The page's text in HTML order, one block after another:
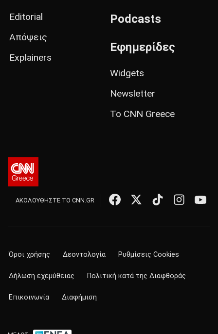
Editorial
Απόψεις
Explainers
Podcasts
Εφημερίδες
Widgets
Newsletter
Το CNN Greece
ΑΚΟΛΟΥΘΗΣΤΕ ΤΟ CNN.GR
Όροι χρήσης Δεοντολογία Ρυθμίσεις Cookies
Δήλωση εχεμύθειας Πολιτική κατά της Διαφθοράς
Επικοινωνία Διαφήμιση